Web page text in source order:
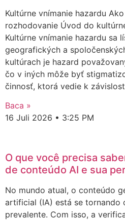
Kultúrne vnímanie hazardu
rozhodovanie Úvod do
Kultúrne vnímanie hazardu sa
geografických a
kultúrach je hazard
čo v iných môže byť
činnosť, ktorá vedie k
Baca »
16 Juli 2026
3:25 PM
O que você precisa
de conteúdo AI e sua
No mundo atual, o conteúdo
artificial (IA) está se tornando
prevalente. Com isso, a